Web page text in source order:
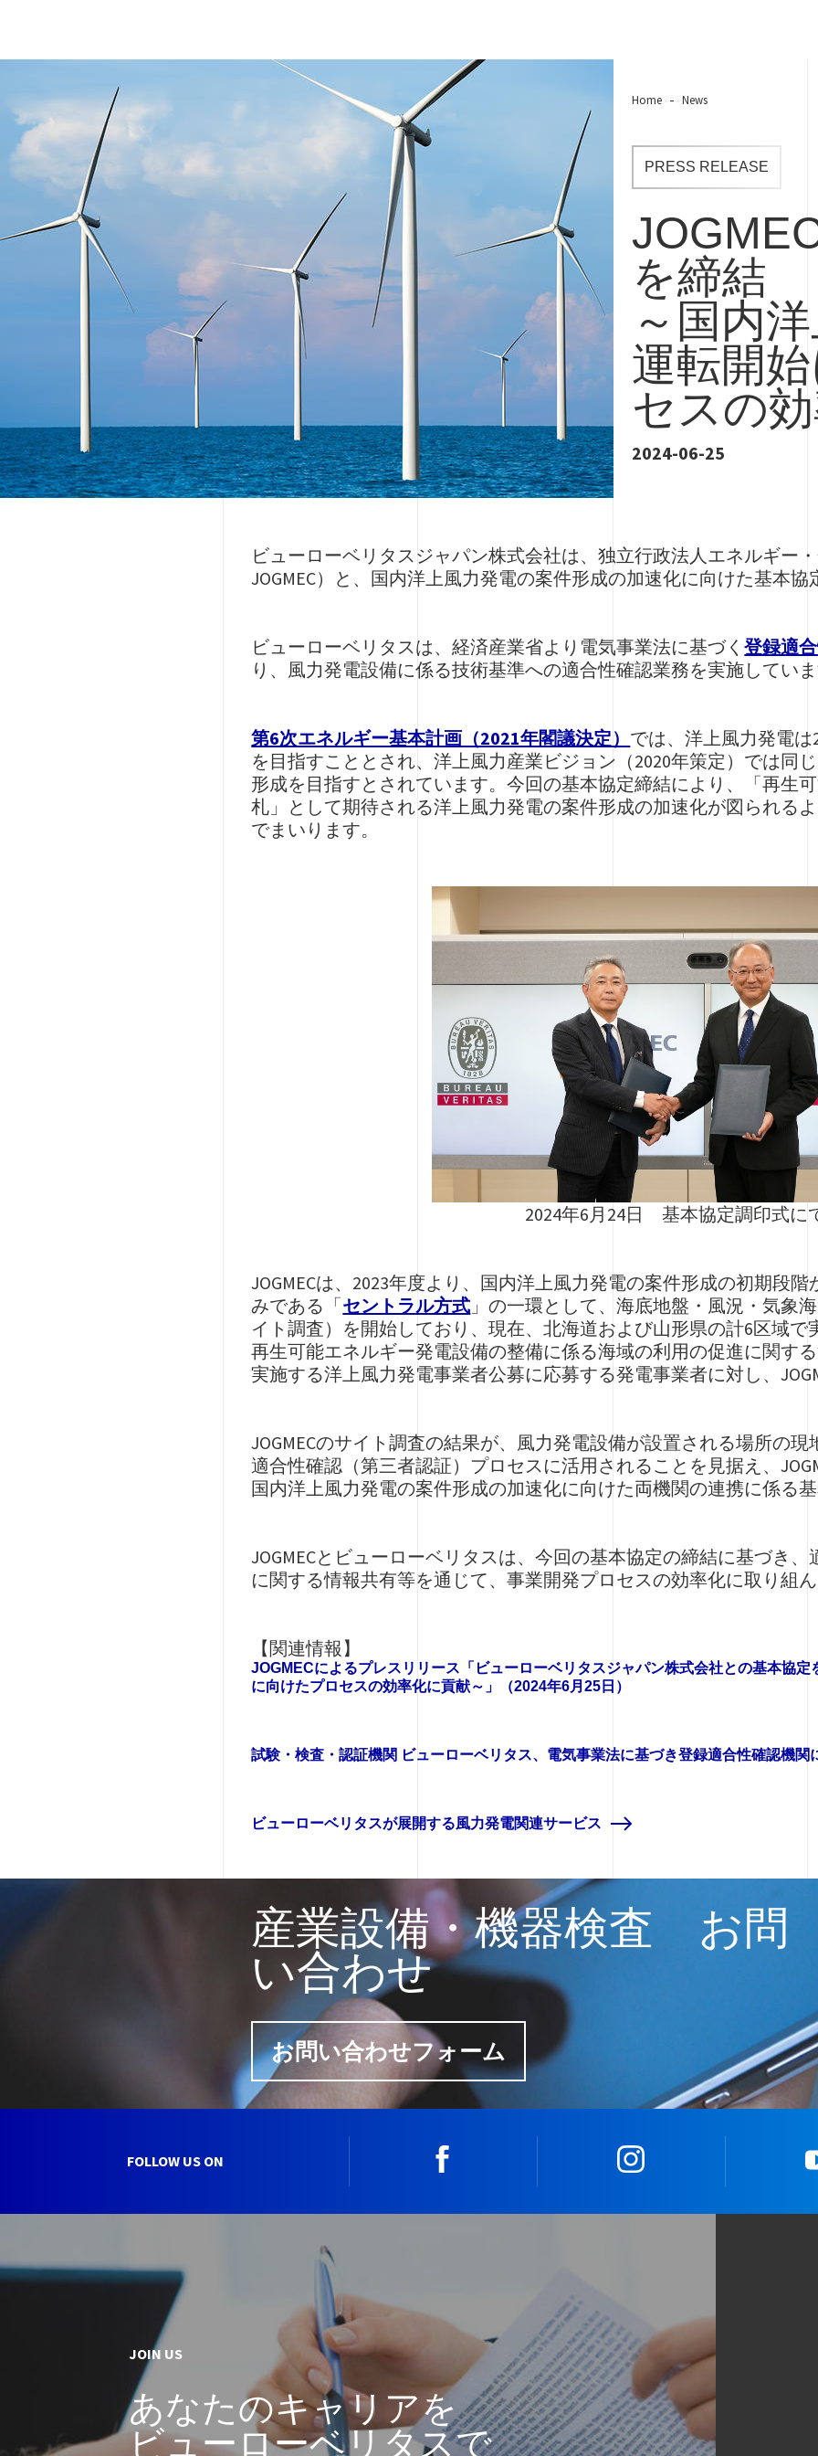
Home News
PRESS RELEASE
を締結
～国内
運転開
セスの
2024-06-25
ビューローベリタスジャパン株式会社は、独立行政法人エネルギー
JOGMEC）と、国内洋上風力発電の案件形成の加速化に向けた基本
ビューローベリタスは、経済産業省より電気事業法に基づく登録適
り、風力発電設備に係る技術基準への適合性確認業務を実施してい
第6次エネルギー基本計画（2021年閣議決定） では、洋上風力発電は
を目指すこととされ、洋上風力産業ビジョン（2020年策定）では同
形成を目指すとされています。今回の基本協定締結により、「再生
札」として期待される洋上風力発電の案件形成の加速化が図られる
でまいります。
2024年6月24日 基本協定調印式に
JOGMECは、2023年度より、国内洋上風力発電の案件形成の初期段
みである「セントラル方式 」の一環として、海底地盤・風況・気象
イト調査）を開始しており、現在、北海道および山形県の計6区域
再生可能エネルギー発電設備の整備に係る海域の利用の促進に関す
実施する洋上風力発電事業者公募に応募する発電事業者に対し、
JOGMECのサイト調査の結果が、風力発電設備が設置される場所の
適合性確認（第三者認証）プロセスに活用されることを見据え、
国内洋上風力発電の案件形成の加速化に向けた両機関の連携に係る
JOGMECとビューローベリタスは、今回の基本協定の締結に基づき
に関する情報共有等を通じて、事業開発プロセスの効率化に取り組
【関連情報】
JOGMECによるプレスリリース「ビューローベリタスジャパン株式会社との基本協
に向けたプロセスの効率化に貢献～」（2024年6月25日）
試験・検査・認証機関 ビューローベリタス、電気事業法に基づき登録適合性確認機関
ビューローベリタスが展開する風力発電関連サービス
産業設備・機器検査 お問
い合わせ
お問い合わせフォーム
FOLLOW US ON
JOIN US
あなたのキャリアを
ビューローベリタスで